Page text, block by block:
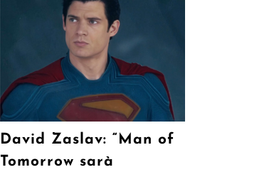
David Zaslav: “Man of
Tomorrow sarà